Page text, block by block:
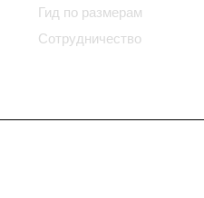
Гид по размерам
Сотрудничество